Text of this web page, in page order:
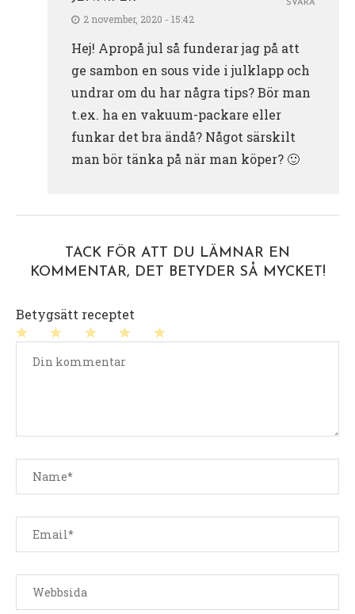
2 november, 2020 - 15:42
Hej! Apropå jul så funderar jag på att
ge sambon en sous vide i julklapp och
undrar om du har några tips? Bör man
t.ex. ha en vakuum-packare eller
funkar det bra ändå? Något särskilt
man bör tänka på när man köper? 🙂
SVARA
TACK FÖR ATT DU LÄMNAR EN
KOMMENTAR, DET BETYDER SÅ MYCKET!
Betygsätt receptet
stjärnor
stjärnor
stjärnor
stjärna